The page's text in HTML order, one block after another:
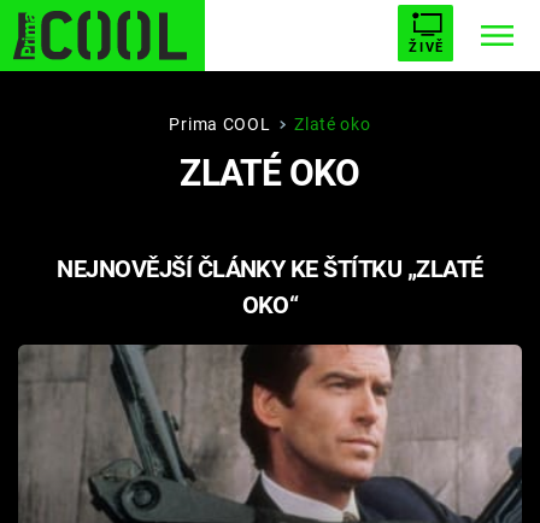
ŽIVĚ
STARHOUSE BUFFY, PŘEMOŽITELKA UPÍRŮ
PLNEJ KOTEL AVENGERS 5
Filmy
Prima COOL Zlaté oko
ZLATÉ OKO
NEJNOVĚJŠÍ ČLÁNKY KE ŠTÍTKU „ZLATÉ
OKO“